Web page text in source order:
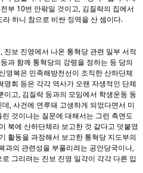
부 10번 안팎일 것이고, 김질락의 집에서
라 하니 참으로 비싼 징역을 산 셈이다.
, 진보 진영에서 나온 통혁당 관련 일부 서적
과 함께 통혁당의 강령을 정하는 등 당의
영복은 민족해방전선이 조직한 산하단체
명회 등은 각각 역사가 오랜 자생적인 단체
이고, 김질락 등과의 모임에서 학생운동 동
, 사건에 연루돼 고생하게 되었다면서 미
것이냐는 질문에 대해서는 그런 측면도
북에 산하단체라 보고한 것 같다고 덧붙였
활동을 과장해서 보고한 통혁당 지도부의
과의 관련성을 부풀리려는 공안당국이나,
그리려는 진보 진영 일각이 각각 다른 입